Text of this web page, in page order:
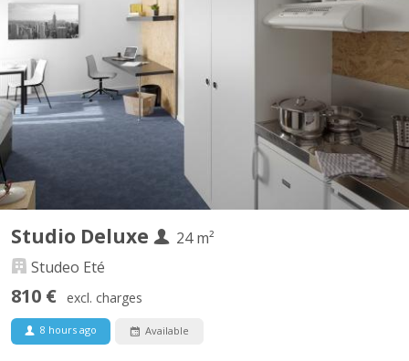
Studio Deluxe
24 m²
Studeo Eté
810 € excl. charges
8 hours ago Available
BK 11904
We offer quality studios for students in a standing residence
ideally located near the University (ULB and VUB) Deluxe Studios
are 25 to 30m² As from 1050€ including charges.